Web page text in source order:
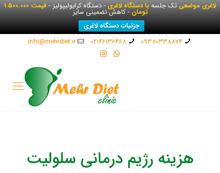
لاغری موضعیتک جلسهبا دستگاه لاغری- دستگاه کرایولیپولیز - قیمت 1.500.000
تومان- کاهش تضمینی سایز
جزئیات دستگاه لاغری
09380338874
02146136468
info@mehrdiet.ir
هزینه رژیم درمانی سلولیت